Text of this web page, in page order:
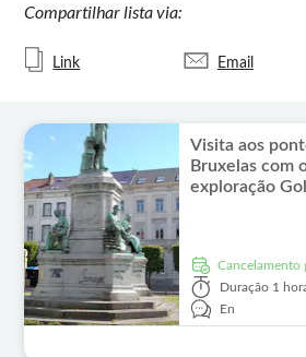
Compartilhar lista via:
Link Email
Visita aos
Bruxelas com
exploração
Duração 1
En